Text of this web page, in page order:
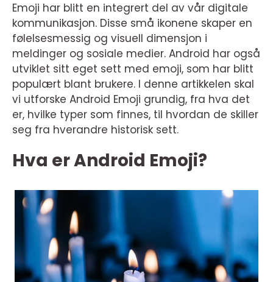
Emoji har blitt en integrert del av vår digitale
kommunikasjon. Disse små ikonene skaper en
følelsesmessig og visuell dimensjon i
meldinger og sosiale medier. Android har også
utviklet sitt eget sett med emoji, som har blitt
populært blant brukere. I denne artikkelen skal
vi utforske Android Emoji grundig, fra hva det
er, hvilke typer som finnes, til hvordan de skiller
seg fra hverandre historisk sett.
Hva er Android Emoji?